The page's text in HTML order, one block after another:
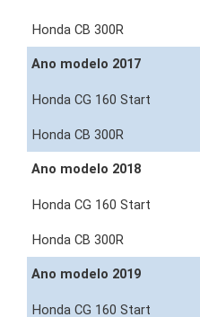
Ano modelo 2017
Ano modelo 2018
Ano modelo 2019